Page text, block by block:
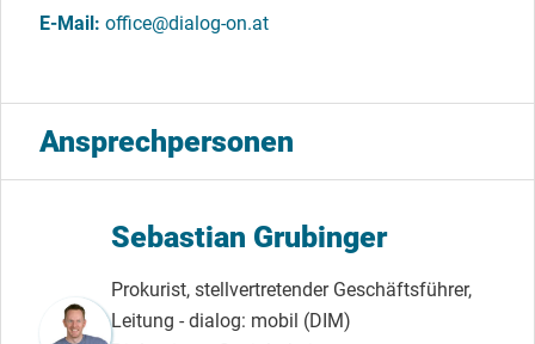
E-Mail office@dialog-on.at
Ansprechpersonen
Sebastian Grubinger
Prokurist, stellvertretender Geschäftsführer,
Leitung - dialog: mobil (DIM)